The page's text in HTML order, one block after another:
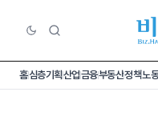
홈심층기획산업금융부동산정책노동